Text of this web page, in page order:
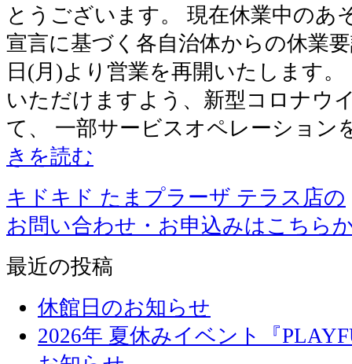
とうございます。 現在休業中のあ
宣言に基づく各自治体からの休業
日(月)より営業を再開いたします
いただけますよう、新型コロナウ
て、 一部サービスオペレーショ
きを読む
キドキド たまプラーザ テラス店の
お問い合わせ・お申込みはこちら
最近の投稿
休館日のお知らせ
2026年 夏休みイベント『